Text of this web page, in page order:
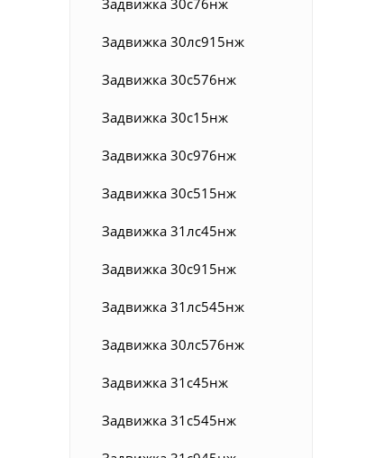
Задвижка 30с76нж
Задвижка 30лс915нж
Задвижка 30с576нж
Задвижка 30с15нж
Задвижка 30с976нж
Задвижка 30с515нж
Задвижка 31лс45нж
Задвижка 30с915нж
Задвижка 31лс545нж
Задвижка 30лс576нж
Задвижка 31с45нж
Задвижка 31с545нж